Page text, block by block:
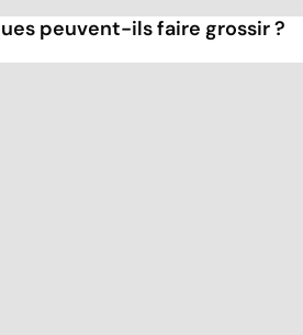
peuvent-ils faire grossir ?